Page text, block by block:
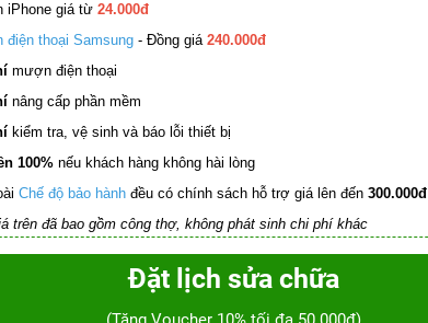
iPhone giá từ 24.000đ
điện thoại Samsung - Đồng giá 240.000đ
mượn điện thoại
nâng cấp phần mềm
kiểm tra, vệ sinh và báo lỗi thiết bị
100% nếu khách hàng không hài lòng
Chế độ bảo hành đều có chính sách hỗ trợ giá lên đến 300.000đ
trên đã bao gồm công thợ, không phát sinh chi phí khác
Đặt lịch sửa chữa